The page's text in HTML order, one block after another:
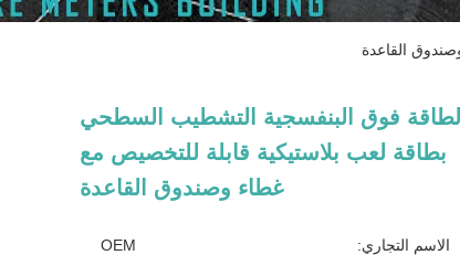
القاعدة
الطاقة فوق البنفسجية التشطيب السطحي
بطاقة لعب بلاستيكية قابلة للتخصيص مع
غطاء وصندوق القاعدة
الاسم التجاري: OEM